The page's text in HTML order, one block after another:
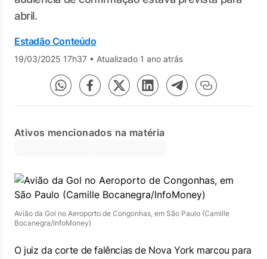
abril.
Estadão Conteúdo
19/03/2025 17h37 • Atualizado 1 ano atrás
Ativos mencionados na matéria
Avião da Gol no Aeroporto de Congonhas, em São Paulo (Camille
Bocanegra/InfoMoney)
O juiz da corte de falências de Nova York marcou para